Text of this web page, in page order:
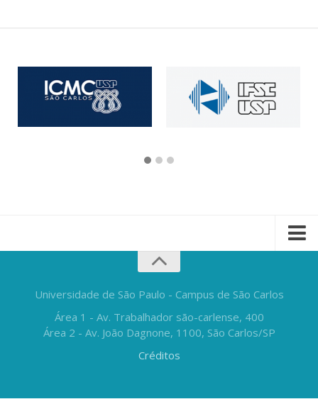
Universidade de São Paulo - Campus de São Carlos
Área 1 - Av. Trabalhador são-carlense, 400
Área 2 - Av. João Dagnone, 1100, São Carlos/SP
Créditos